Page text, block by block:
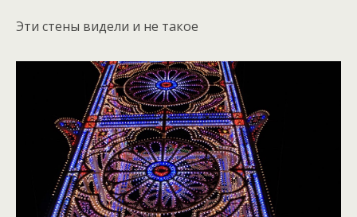
Эти стены видели и не такое